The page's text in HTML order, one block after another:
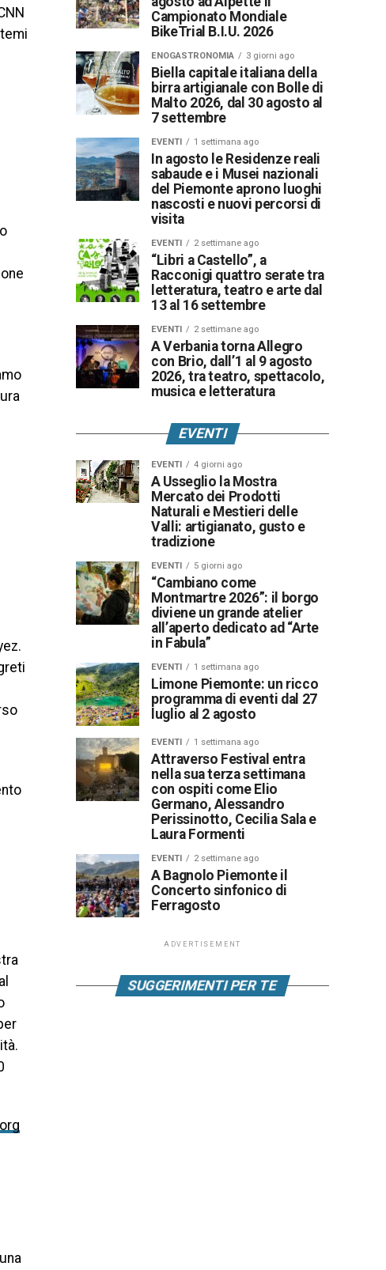
Campionato Mondiale
BikeTrial B.I.U. 2026
ENOGASTRONOMIA 3 giorni ago
Biella capitale italiana della
birra artigianale con Bolle di
Malto 2026, dal 30 agosto al
7 settembre
EVENTI 1 settimana ago
In agosto le Residenze reali
sabaude e i Musei nazionali
del Piemonte aprono luoghi
nascosti e nuovi percorsi di
visita
EVENTI 2 settimane ago
“Libri a Castello”, a
Racconigi quattro serate tra
letteratura, teatro e arte dal
13 al 16 settembre
EVENTI 2 settimane ago
A Verbania torna Allegro
con Brio, dall’1 al 9 agosto
2026, tra teatro, spettacolo,
musica e letteratura
EVENTI
EVENTI 4 giorni ago
A Usseglio la Mostra
Mercato dei Prodotti
Naturali e Mestieri delle
Valli: artigianato, gusto e
tradizione
EVENTI 5 giorni ago
“Cambiano come
Montmartre 2026”: il borgo
diviene un grande atelier
all’aperto dedicato ad “Arte
in Fabula”
EVENTI 1 settimana ago
Limone Piemonte: un ricco
programma di eventi dal 27
luglio al 2 agosto
EVENTI 1 settimana ago
Attraverso Festival entra
nella sua terza settimana
con ospiti come Elio
Germano, Alessandro
Perissinotto, Cecilia Sala e
Laura Formenti
EVENTI 2 settimane ago
A Bagnolo Piemonte il
Concerto sinfonico di
Ferragosto
ADVERTISEMENT
SUGGERIMENTI PER TE